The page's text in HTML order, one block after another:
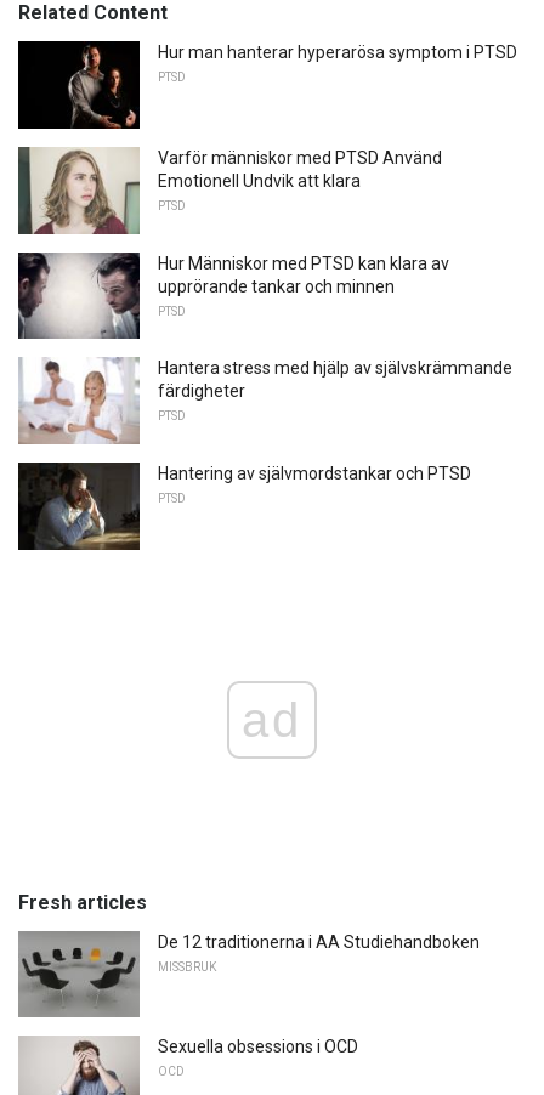
Related Content
Hur man hanterar hyperarösa symptom i PTSD
PTSD
Varför människor med PTSD Använd
Emotionell Undvik att klara
PTSD
Hur Människor med PTSD kan klara av
upprörande tankar och minnen
PTSD
Hantera stress med hjälp av självskrämmande
färdigheter
PTSD
Hantering av självmordstankar och PTSD
PTSD
ad
Fresh articles
De 12 traditionerna i AA Studiehandboken
MISSBRUK
Sexuella obsessions i OCD
OCD